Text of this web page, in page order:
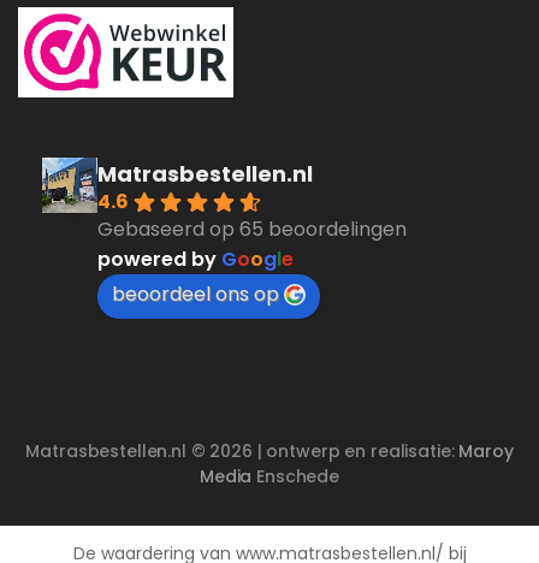
Matrasbestellen.nl
4.6
Gebaseerd op 65 beoordelingen
powered by Google
beoordeel ons op
Matrasbestellen.nl © 2026 | ontwerp en realisatie: Maroy
Media Enschede
De waardering van www.matrasbestellen.nl/ bij